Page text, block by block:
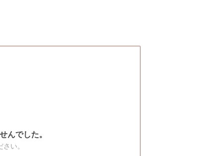
んでした。
い。